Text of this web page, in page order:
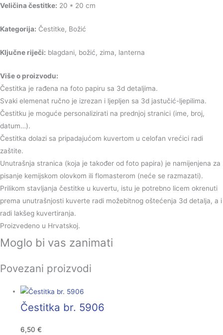
Veličina čestitke: 20 * 20 cm
Kategorija: Čestitke, Božić
Ključne riječi: blagdani, božić, zima, lanterna
Više o proizvodu:
Čestitka je rađena na foto papiru sa 3d detaljima.
Svaki elemenat ručno je izrezan i ljepljen sa 3d jastučić-ljepilima.
Čestitku je moguće personalizirati na prednjoj stranici (ime, broj,
datum…).
Čestitka dolazi sa pripadajućom kuvertom u celofan vrećici radi
zaštite.
Unutrašnja stranica (koja je također od foto papira) je namijenjena za
pisanje kemijskom olovkom ili flomasterom (neće se razmazati).
Prilikom stavljanja čestitke u kuvertu, istu je potrebno licem okrenuti
prema unutrašnjosti kuverte radi možebitnog oštećenja 3d detalja, a i
radi lakšeg kuvertiranja.
Proizvedeno u Hrvatskoj.
Moglo bi vas zanimati
Povezani proizvodi
Čestitka br. 5906
6,50€